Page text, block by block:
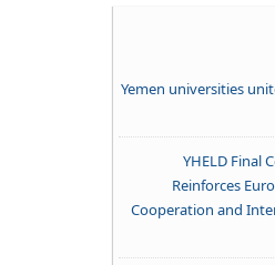
Yemen universities
YHELD Final
Reinforces
Cooperation and